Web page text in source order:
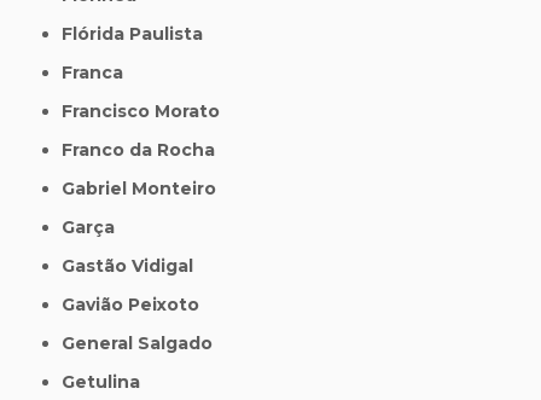
Flórida Paulista
Franca
Francisco Morato
Franco da Rocha
Gabriel Monteiro
Garça
Gastão Vidigal
Gavião Peixoto
General Salgado
Getulina